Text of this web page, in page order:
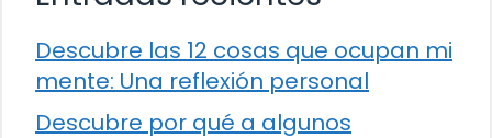
Descubre las 12 cosas que ocupan mi
mente: Una reflexión personal
Descubre por qué a algunos